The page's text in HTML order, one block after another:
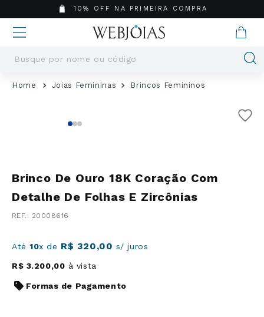
10% OFF NA PRIMEIRA COMPRA
Busque por nome ou código
Joias Femininas Brincos Femininos
Brinco De Ouro 18K Coração Com
Detalhe De Folhas E Zircônias
: 20008616
Até10x de R$ 320,00 s/ juros
R$ 3.200,00 à vista
Formas de Pagamento
Termos mais buscados
6º
Argola
7º
Pingente
8º
São Bento
10
Corrente